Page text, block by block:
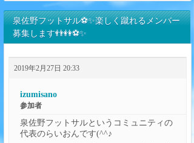
泉佐野フットサル⚽✨楽しく蹴れるメンバー
募集します👬👭⚽✨
2019年2月27日 20:33
izumisano
参加者
泉佐野フットサルというコミュニティの
代表のらいおんです(^^♪